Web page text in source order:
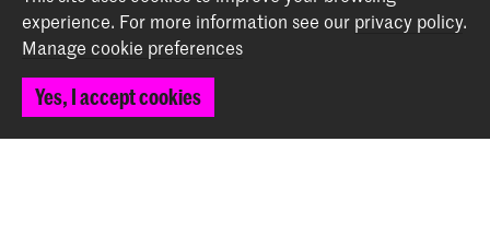
Contact
Spuiplein 150
experience. For more information see our privacy policy.
Manage cookie preferences
Yes, I accept cookies